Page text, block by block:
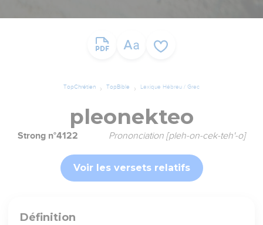
TopChrétien TopBible Lexique Hébreu / Grec
pleonekteo
Strong n°4122 Prononciation [pleh-on-cek-teh'-o]
Voir les versets relatifs
Définition